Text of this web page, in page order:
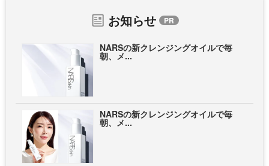
お知らせ
NARSの新クレンジングオイルで毎
朝、メ...
NARSの新クレンジングオイルで毎
朝、メ...